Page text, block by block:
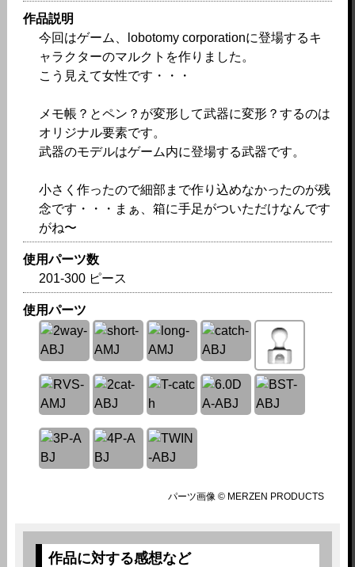
作品説明
今回はゲーム、lobotomy corporationに登場するキ
ャラクターのマルクトを作りました。
こう見えて女性です・・・
メモ帳？とペン？が変形して武器に変形？するのは
オリジナル要素です。
武器のモデルはゲーム内に登場する武器です。
小さく作ったので細部まで作り込めなかったのが残
念です・・・まぁ、箱に手足がついただけなんです
がね〜
使用パーツ数
201-300 ピース
使用パーツ
パーツ画像 © MERZEN PRODUCTS
作品に対する感想など